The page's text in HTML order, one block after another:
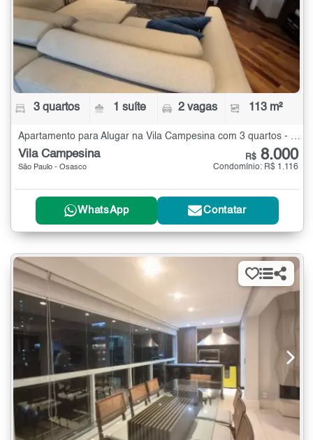
3 quartos 1 suíte 2 vagas 113 m²
Vila Campesina
São Paulo - Osasco
R$ 8.000
Condomínio: R$ 1.116
WhatsApp Contatar